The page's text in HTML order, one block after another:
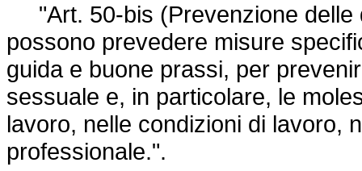
"Art. 50-bis (Prevenzione delle
possono prevedere misure
guida e buone prassi, per
sessuale e, in particolare, le
lavoro, nelle condizioni di lavoro,
professionale.".